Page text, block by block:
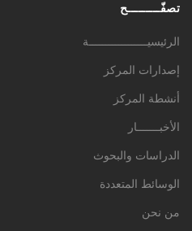
تصفّـــــــــح
الرئيسيــــــــــــــــــة
إصدارات المركز
أنشطة المركز
الأخبـــــــار
الدراسات والبحوث
الوسائط المتعددة
من نحن